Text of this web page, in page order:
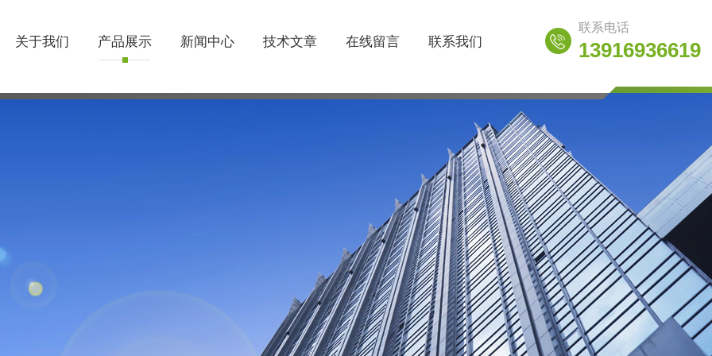
关于我们 产品展示 新闻中心 技术文章 在线留言 联系我们
联系电话
13916936619